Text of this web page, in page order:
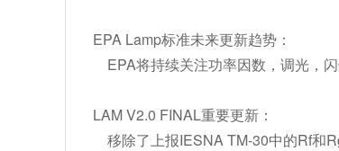
EPA Lamp标准未来更新趋势：
EPA将持续关注功率因数，调光，
LAM V2.0 FINAL重要更新：
移除了上报IESNA TM-30中的Rf和